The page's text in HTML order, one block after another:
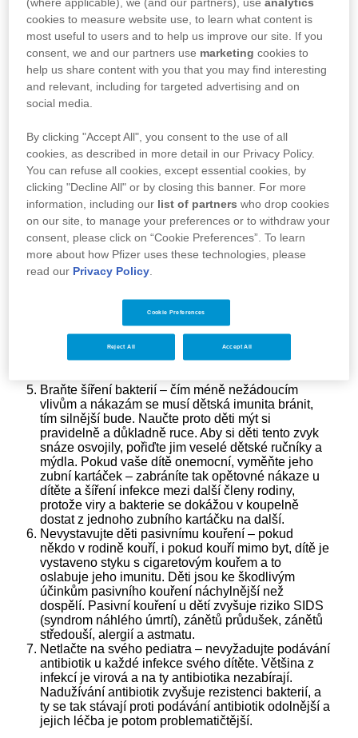
pro starší děti 1 a 1/4 šálku.
Prodlužte spánek dětí – studie u dětských i
dospělých pacientů ukazují, že nedostatek spánku
vede u člověka k větší náchylnosti k onemocněním.
A kolik spánku děti potřebují? Novorozenec může
prospat až 18 hodin denně, pro batolata je ideální
délka spánku 12 až 13 hodin a pro předškoláky je
nejsou zvyklé spát přes den, zkuste je k nočnímu
spánku ukládat dříve.
Kojte své dítě – kojení je pro dítě prospěšné a
pomáhá ho chránit před mnoha nemocemi –
infekcemi uší, zápalem plic, cukrovkou, alergiemi,
ale i před obezitou v dospělosti. Přes mateřské
mléko se dítěti přenášejí mateřské protilátky, které
dále stimulují imunitu miminka. Američtí pediatři
doporučují kojení alespoň po dobu 1 roku, a pokud
toto nelze, alespoň po dobu prvních 2–3 měsíců
věku dítěte k doplnění imunity získané v
Cvičte s dětmi – cvičení zvyšuje počet buněk
bojujících v těle s infekcí. Zařaďte proto pravidelný
pohyb dětí i svůj do každodenního života. Vhodné
aktivity, které mohou vás i vaše děti bavit, jsou
procházky, cyklistika, výlety do hor, in-line bruslení
Braňte šíření bakterií – čím méně nežádoucím
vlivům a nákazám se musí dětská imunita bránit,
tím silnější bude. Naučte proto děti mýt si
pravidelně a důkladně ruce. Aby si děti tento zvyk
snáze osvojily, pořiďte jim veselé dětské ručníky a
mýdla. Pokud vaše dítě onemocní, vyměňte jeho
zubní kartáček – zabráníte tak opětovné nákaze u
dítěte a šíření infekce mezi další členy rodiny,
protože viry a bakterie se dokážou v koupelně
dostat z jednoho zubního kartáčku na další.
Nevystavujte děti pasivnímu kouření – pokud
někdo v rodině kouří, i pokud kouří mimo byt, dítě je
vystaveno styku s cigaretovým kouřem a to
oslabuje jeho imunitu. Děti jsou ke škodlivým
účinkům pasivního kouření náchylnější než
dospělí. Pasivní kouření u dětí zvyšuje riziko SIDS
(syndrom náhlého úmrtí), zánětů průdušek, zánětů
středouší, alergií a astmatu.
Netlačte na svého pediatra – nevyžadujte podávání
antibiotik u každé infekce svého dítěte. Většina z
infekcí je virová a na ty antibiotika nezabírají.
Nadužívání antibiotik zvyšuje rezistenci bakterií, a
ty se tak stávají proti podávání antibiotik odolnější a
jejich léčba je potom problematičtější.
cookies to measure website use, to learn what content is
most useful to users and to help us improve our site. If you
consent, we and our partners use marketing cookies to
help us share content with you that you may find interesting
and relevant, including for targeted advertising and on
social media.
By clicking "Accept All", you consent to the use of all
cookies, as described in more detail in our Privacy Policy.
You can refuse all cookies, except essential cookies, by
clicking "Decline All" or by closing this banner. For more
information, including our list of partners who drop cookies
on our site, to manage your preferences or to withdraw your
consent, please click on “Cookie Preferences”. To learn
more about how Pfizer uses these technologies, please
read our Privacy Policy
Cookie Preferences
Reject All Accept All